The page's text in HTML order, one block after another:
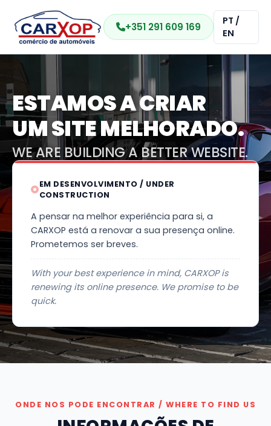
+351 291 609 169
PT /
EN
ESTAMOS A CRIAR
UM SITE MELHORADO.
WE ARE BUILDING A BETTER WEBSITE.
EM DESENVOLVIMENTO / UNDER
CONSTRUCTION
A pensar na melhor experiência para si, a
CARXOP está a renovar a sua presença online.
Prometemos ser breves.
With your best experience in mind, CARXOP is
renewing its online presence. We promise to be
quick.
ONDE NOS PODE ENCONTRAR / WHERE TO FIND US